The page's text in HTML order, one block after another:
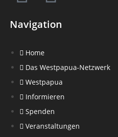
Navigation
Home
Das Westpapua-Netzwerk
Westpapua
Informieren
Spenden
Veranstaltungen